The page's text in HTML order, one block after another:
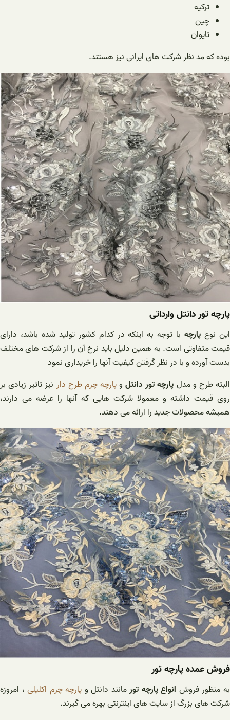
ترکیه
چین
تایوان
بوده که مد نظر شرکت های ایرانی نیز هستند.
پارچه تور دانتل وارداتی
این نوع پارچهبا توجه به اینکه در کدام کشور تولید شده باشد، دارای
قیمت متفاوتی است. به همین دلیل باید نرخ آن را از شرکت های مختلف
بدست آورده و با در نظر گرفتن کیفیت آنها را خریداری نمود
البته طرح و مدل پارچه تور دانتل وپارچه چرم طرح دار نیز تاثیر زیادی بر
روی قیمت داشته و معمولا شرکت هایی که آنها را عرضه می دارند،
همیشه محصولات جدید را ارائه می دهند.
فروش عمده پارچه تور
به منظور فروش انواع پارچه تورمانند دانتل و پارچه چرم اکلیلی، امروزه
شرکت های بزرگ از سایت های اینترنتی بهره می گیرند.